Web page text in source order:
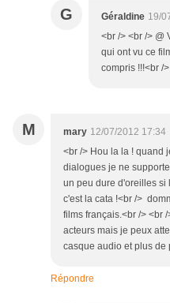
G Géraldine 19/
<br /> <br /> @
qui ont vu ce
compris !!!<br /
M mary 12/07/2012 17:34
<br /> Hou la la ! quand
dialogues je ne
un peu dure d'oreilles si
c'est la cata !<br />
films français.<br /> <br
acteurs mais je peux
casque audio et plus de
Répondre